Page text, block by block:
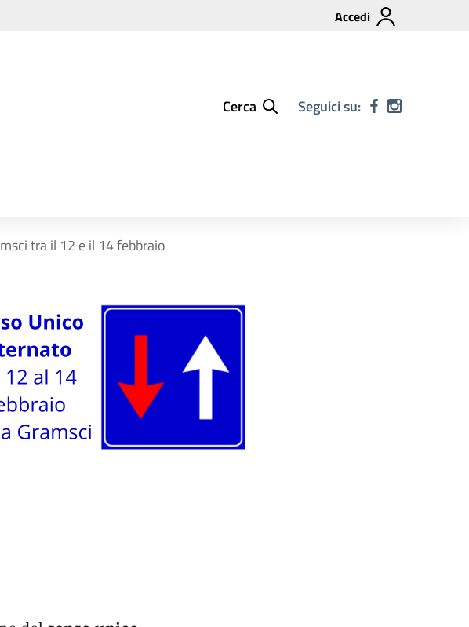
Accedi
Cerca Seguici su:
tra il 12 e il 14 febbraio